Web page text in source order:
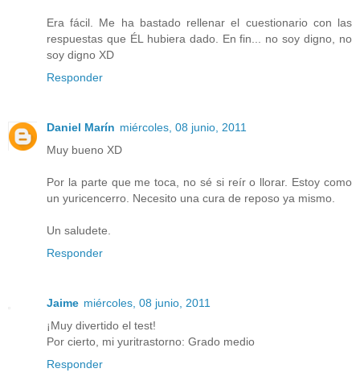
Era fácil. Me ha bastado rellenar el cuestionario con las
respuestas que ÉL hubiera dado. En fin... no soy digno, no
soy digno XD
Responder
Daniel Marín miércoles, 08 junio, 2011
Muy bueno XD
Por la parte que me toca, no sé si reír o llorar. Estoy como
un yuricencerro. Necesito una cura de reposo ya mismo.
Un saludete.
Responder
Jaime miércoles, 08 junio, 2011
¡Muy divertido el test!
Por cierto, mi yuritrastorno: Grado medio
Responder